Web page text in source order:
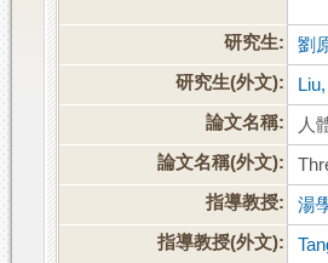
研究生:
劉
研究生(外文):
論文名稱:
人
論文名稱(外文):
指導教授:
湯
指導教授(外文):